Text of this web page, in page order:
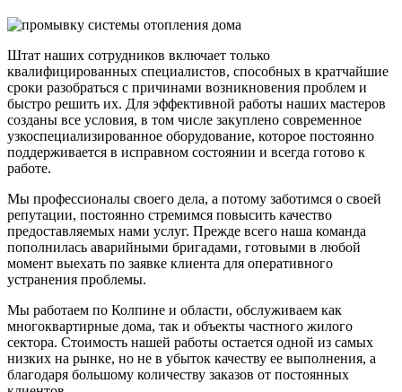
Штат наших сотрудников включает только
квалифицированных специалистов, способных в кратчайшие
сроки разобраться с причинами возникновения проблем и
быстро решить их. Для эффективной работы наших мастеров
созданы все условия, в том числе закуплено современное
узкоспециализированное оборудование, которое постоянно
поддерживается в исправном состоянии и всегда готово к
работе.
Мы профессионалы своего дела, а потому заботимся о своей
репутации, постоянно стремимся повысить качество
предоставляемых нами услуг. Прежде всего наша команда
пополнилась аварийными бригадами, готовыми в любой
момент выехать по заявке клиента для оперативного
устранения проблемы.
Мы работаем по Колпине и области, обслуживаем как
многоквартирные дома, так и объекты частного жилого
сектора. Стоимость нашей работы остается одной из самых
низких на рынке, но не в убыток качеству ее выполнения, а
благодаря большому количеству заказов от постоянных